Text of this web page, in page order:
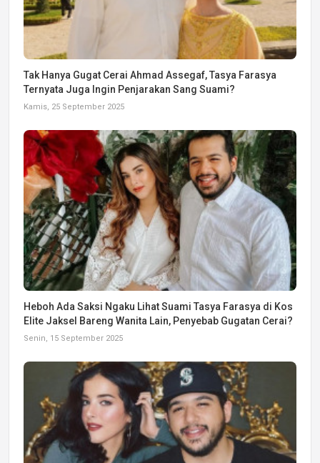
Tak Hanya Gugat Cerai Ahmad Assegaf, Tasya Farasya
Ternyata Juga Ingin Penjarakan Sang Suami?
Kamis, 25 September 2025
Heboh Ada Saksi Ngaku Lihat Suami Tasya Farasya di Kos
Elite Jaksel Bareng Wanita Lain, Penyebab Gugatan Cerai?
Senin, 15 September 2025